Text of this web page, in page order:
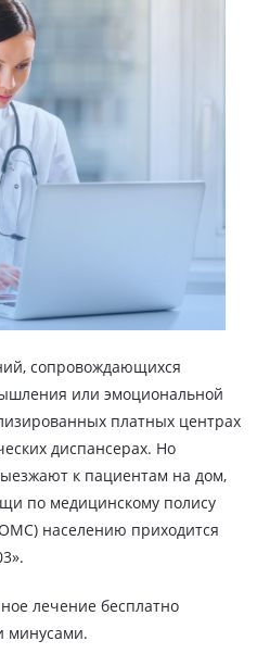
сопровождающихся
или эмоциональной
платных центрах
диспансерах. Но
к пациентам на дом,
по медицинскому полису
населению приходится
лечение бесплатно
минусами.